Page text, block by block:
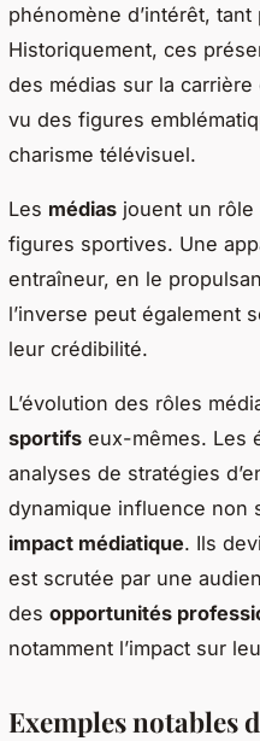
phénomène d’intérêt,
Historiquement, ces
des médias sur la carrière
vu des figures
charisme télévisuel.
Les médias jouent un
figures sportives. Une
entraîneur, en le
l’inverse peut également
leur crédibilité.
L’évolution des rôles
sportifs eux-mêmes. Les
analyses de stratégies
dynamique influence non
impact médiatique. Ils
est scrutée par une
des opportunités
notamment l’impact sur
Exemples notables